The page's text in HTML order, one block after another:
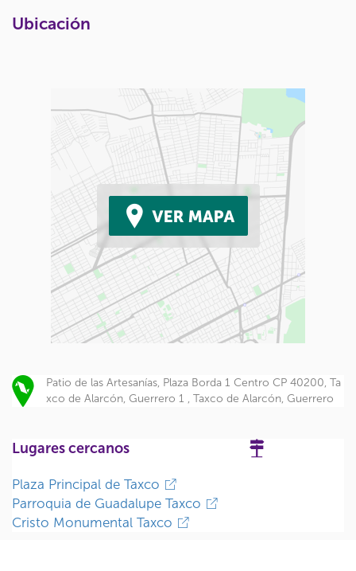
Ubicación
Patio de las Artesanías, Plaza Borda 1 Centro CP 40200, Ta
xco de Alarcón, Guerrero 1 , Taxco de Alarcón, Guerrero
Lugares cercanos
Plaza Principal de Taxco
Parroquia de Guadalupe Taxco
Cristo Monumental Taxco